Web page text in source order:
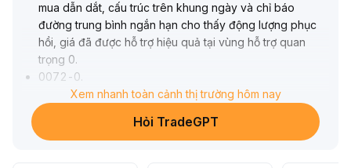
mua dẫn dắt, cấu trúc trên khung ngày và chỉ báo
đường trung bình ngắn hạn cho thấy động lượng phục
hồi, giá đã được hỗ trợ hiệu quả tại vùng hỗ trợ quan
trọng 0.
0072-0
Khuyến nghị nên tuân thủ kênh tăng, tích lũy dần theo
từng đợt khi giá điều chỉnh về đường trung bình trung
Xem nhanh toàn cảnh thị trường hôm nay
Hỏi TradeGPT